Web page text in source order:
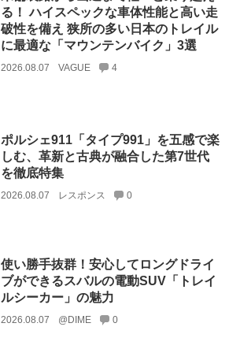
る！ ハイスペックな車体性能と高い走
破性を備え 狭所の多い日本のトレイル
に最適な「マウンテンバイク」3選
2026.08.07 VAGUE 4
ポルシェ911「タイプ991」を五感で楽
しむ、革新と古典が融合した第7世代
を徹底特集
2026.08.07 レスポンス 0
使い勝手抜群！安心してロングドライ
ブができるスバルの電動SUV「トレイ
ルシーカー」の魅力
2026.08.07 @DIME 0